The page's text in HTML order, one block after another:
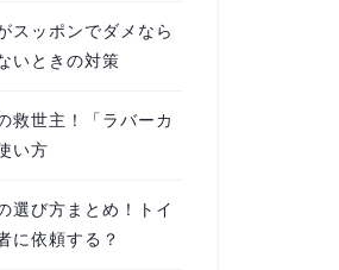
スッポンでダメなら
いときの対策
救世主！「ラバーカ
い方
選び方まとめ！トイ
に依頼する？